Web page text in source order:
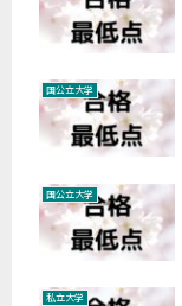
国公立大学
国公立大学
私立大学